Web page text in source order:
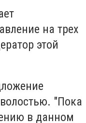
на трех
этой
"Пока
в данном